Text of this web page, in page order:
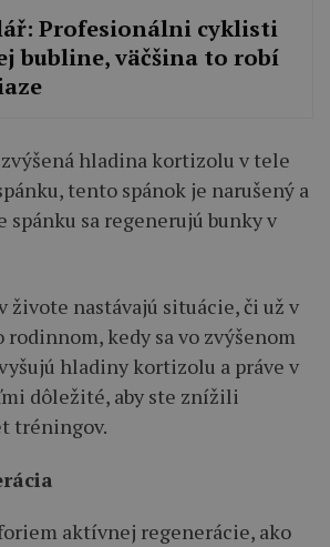
Profesionálni cyklisti
bubline, väčšina to robí
hladina kortizolu v tele
tento spánok je narušený a
spánku sa regenerujú bunky v
živote nastávajú situácie, či už v
rodinnom, kedy sa vo zvýšenom
hladiny kortizolu a práve v
dôležité, aby ste znížili
tréningov.
aktívnej regenerácie, ako